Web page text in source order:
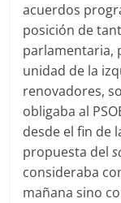
acuerdos
posición de
parlamentaria,
unidad de la
renovadores,
obligaba al
desde el fin de
propuesta del
consideraba
mañana sino